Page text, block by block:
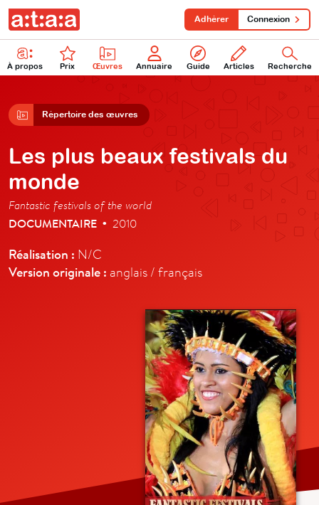
À propos Prix Œuvres Annuaire Guide Articles Recherche
Adhérer Connexion
Répertoire des œuvres
Les plus beaux festivals du
monde
Fantastic festivals of the world
DOCUMENTAIRE • 2010
Réalisation : N/C
Version originale : anglais / français